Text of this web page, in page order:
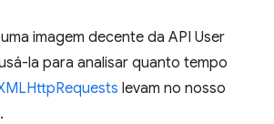
imagem decente da API User
la para analisar quanto tempo
levam no nosso